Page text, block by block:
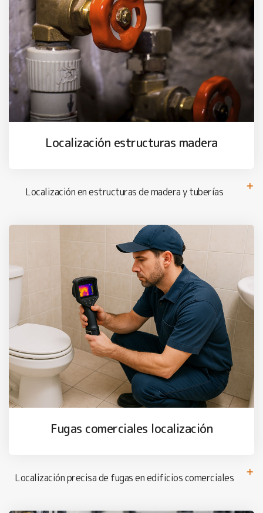
Localización estructuras madera
Localización en estructuras de madera y tuberías
Fugas comerciales localización
Localización precisa de fugas en edificios comerciales